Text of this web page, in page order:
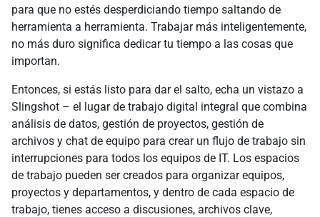
para que no estés desperdiciando tiempo saltando de
herramienta a herramienta. Trabajar más inteligentemente,
no más duro significa dedicar tu tiempo a las cosas que
importan.
Entonces, si estás listo para dar el salto, echa un vistazo a
Slingshot – el lugar de trabajo digital integral que combina
análisis de datos, gestión de proyectos, gestión de
archivos y chat de equipo para crear un flujo de trabajo sin
interrupciones para todos los equipos de IT. Los espacios
de trabajo pueden ser creados para organizar equipos,
proyectos y departamentos, y dentro de cada espacio de
trabajo, tienes acceso a discusiones, archivos clave,